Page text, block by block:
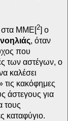
στα ΜΜΕ[2] ο
, όταν
που
των αστέγων, ο
καλέσει
τις κακόφημες
άστεγους για
τους
καταφύγιο.